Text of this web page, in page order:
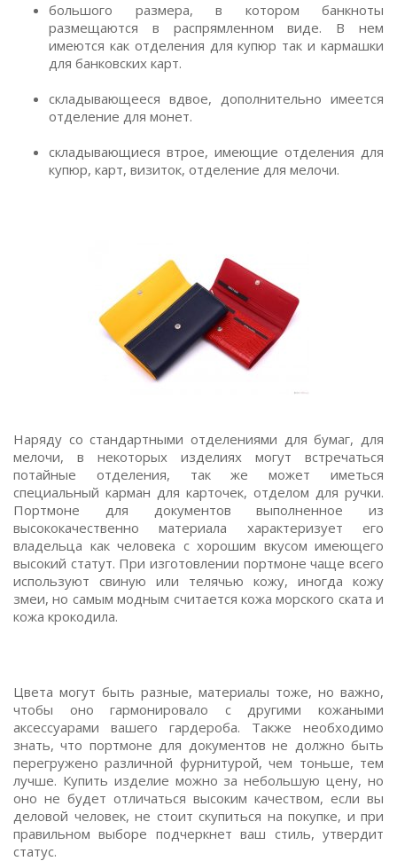
большого размера, в котором банкноты
размещаются в распрямленном виде. В нем
имеются как отделения для купюр так и кармашки
для банковских карт.
складывающееся вдвое, дополнительно имеется
отделение для монет.
складывающиеся втрое, имеющие отделения для
купюр, карт, визиток, отделение для мелочи.
Наряду со стандартными отделениями для бумаг, для
мелочи, в некоторых изделиях могут встречаться
потайные отделения, так же может иметься
специальный карман для карточек, отделом для ручки.
Портмоне для документов выполненное из
высококачественно материала характеризует его
владельца как человека с хорошим вкусом имеющего
высокий статут. При изготовлении портмоне чаще всего
используют свиную или телячью кожу, иногда кожу
змеи, но самым модным считается кожа морского ската и
кожа крокодила.
Цвета могут быть разные, материалы тоже, но важно,
чтобы оно гармонировало с другими кожаными
аксессуарами вашего гардероба. Также необходимо
знать, что портмоне для документов не должно быть
перегружено различной фурнитурой, чем тоньше, тем
лучше. Купить изделие можно за небольшую цену, но
оно не будет отличаться высоким качеством, если вы
деловой человек, не стоит скупиться на покупке, и при
правильном выборе подчеркнет ваш стиль, утвердит
статус.